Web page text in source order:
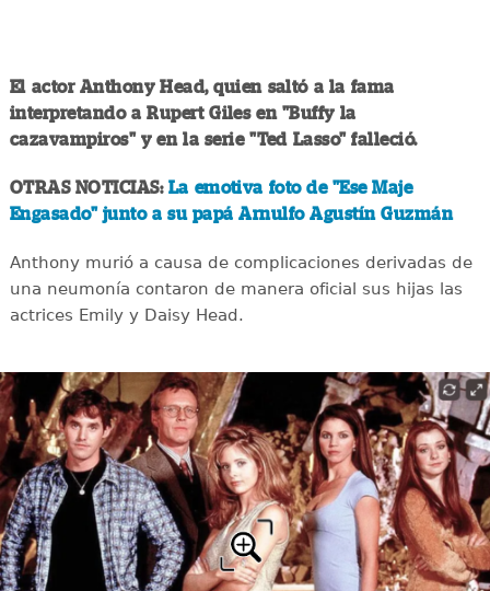
El actor Anthony Head, quien saltó a la fama
interpretando a Rupert Giles en "Buffy la
cazavampiros" y en la serie "Ted Lasso" falleció.
OTRAS NOTICIAS: La emotiva foto de "Ese Maje
Engasado" junto a su papá Arnulfo Agustín Guzmán
Anthony murió a causa de complicaciones derivadas de
una neumonía contaron de manera oficial sus hijas las
actrices Emily y Daisy Head.